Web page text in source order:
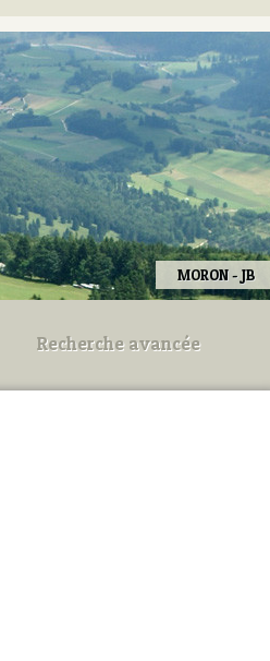
MORON - JB
Recherche avancée
Utilisez les champs ci-dessous